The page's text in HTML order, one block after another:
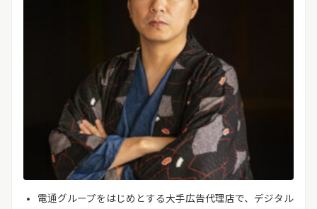
電通グループをはじめとする大手広告代理店で、デジタル